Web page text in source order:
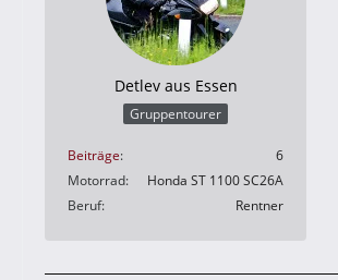
Detlev aus Essen
Gruppentourer
Beiträge
6
Motorrad
Honda ST 1100 SC26A
Beruf
Rentner